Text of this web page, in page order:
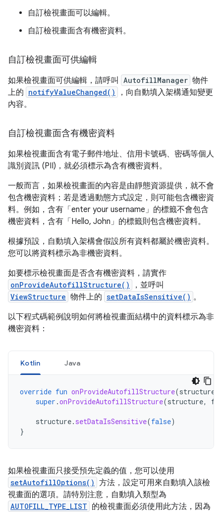
自訂檢視畫面可以編輯。
自訂檢視畫面含有機密資料。
自訂檢視畫面可供編輯
如果檢視畫面可供編輯，請呼叫 AutofillManager 物件
上的 notifyValueChanged()
，向自動填入架構通知變更
內容。
自訂檢視畫面含有機密資料
如果檢視畫面含有電子郵件地址、信用卡號碼、密碼等個人
識別資訊 (PII)，就必須標示為含有機密資料。
一般而言，如果檢視畫面的內容是由靜態資源提供，就不會
包含機密資料；若是透過動態方式設定，則可能包含機密資
料。例如，含有「enter your username」 的標籤不會包含
機密資料，含有「Hello, John」 的標籤則包含機密資料。
根據預設，自動填入架構會假設所有資料都屬於機密資料。
您可以將資料標示為非機密資料。
如要標示檢視畫面是否含有機密資料，請實作
onProvideAutofillStructure() ，並呼叫
ViewStructure 物件上的 setDataIsSensitive() 。
以下程式碼範例說明如何將檢視畫面結構中的資料標示為非
機密資料：
Kotlin Java
override fun onProvideAutofillStructure(structure
super .onProvideAutofillStructure(structure,
structure. setDataIsSensitive(false)
}
如果檢視畫面只接受預先定義的值，您可以使用
setAutofillOptions() 方法，設定可用來自動填入該檢
視畫面的選項。請特別注意，自動填入類型為
AUTOFILL_TYPE_LIST 的檢視畫面必須使用此方法，因為